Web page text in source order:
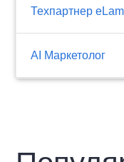
Техпартнер
AI Маркетолог